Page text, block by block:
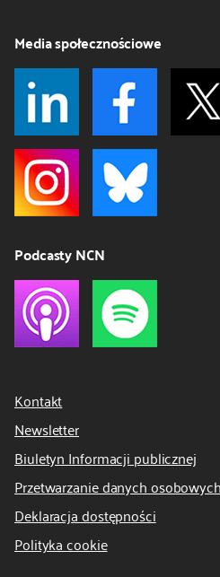
Media społecznościowe
Podcasty NCN
Kontakt
Newsletter
Biuletyn Informacji publicznej
Przetwarzanie danych osobowych
Deklaracja dostępności
Polityka cookie